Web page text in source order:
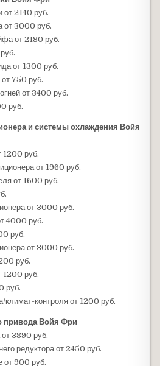
от 2140 руб.
от 3000 руб.
от 2180 руб.
от 1300 руб.
750 руб.
от 3400 руб.
руб.
и системы охлаждения Войя
1200 руб.
от 1960 руб.
от 1600 руб.
от 3000 руб.
4000 руб.
руб.
от 3000 руб.
руб.
1200 руб.
руб.
климат-контроля от 1200 руб.
привода Войя Фри
3890 руб.
редуктора от 2450 руб.
от 900 руб.